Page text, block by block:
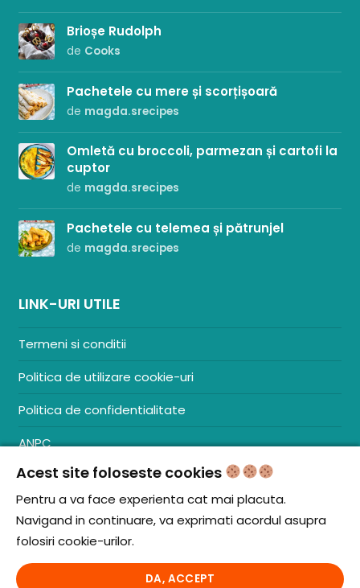
Brioșe Rudolph
de Cooks
Pachetele cu mere și scorțișoară
de magda.srecipes
Omletă cu broccoli, parmezan și cartofi la
cuptor
de magda.srecipes
Pachetele cu telemea și pătrunjel
de magda.srecipes
LINK-URI UTILE
Termeni si conditii
Politica de utilizare cookie-uri
Politica de confidentialitate
ANPC
Contact
S.C. ZENCOM MEDIA GROUP SRL
J20/1379/2017
© iCooking.ro. Toate drepturile rezervate.
Acest site foloseste cookies
Pentru a va face experienta cat mai placuta.
Navigand in continuare, va exprimati acordul asupra
folosiri cookie-urilor.
DA, ACCEPT